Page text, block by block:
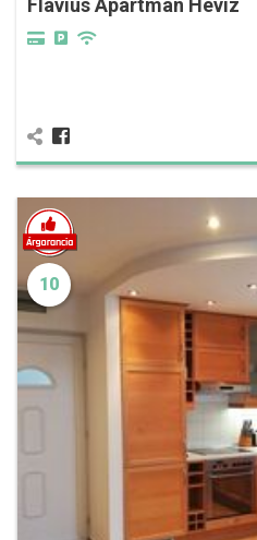
Flavius Apartman Hévíz
10